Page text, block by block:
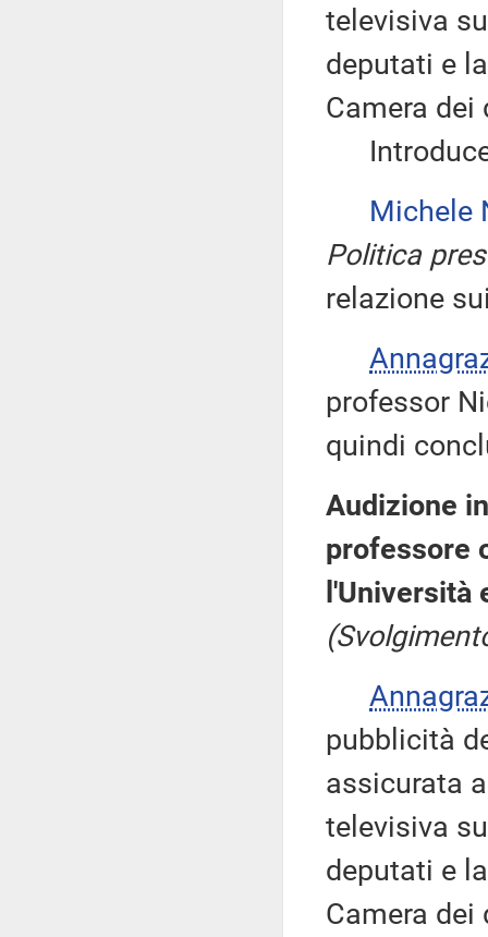
televisiva
deputati e
Camera dei
Michele
Politica
relazione
professor
quindi
Audizione
professore
l'Università
pubblicità
assicurata
televisiva
deputati e
Camera dei